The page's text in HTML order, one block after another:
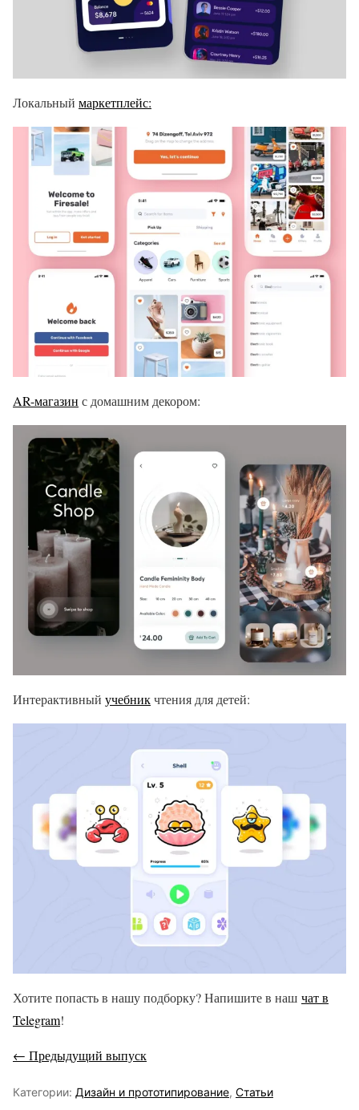
Локальный маркетплейс:
AR-магазин с домашним декором:
Интерактивный учебникчтения для детей:
Хотите попасть в нашу подборку? Напишите в наш чат в
Telegram!
← Предыдущий выпуск
Категории: Дизайн и прототипирование, Статьи